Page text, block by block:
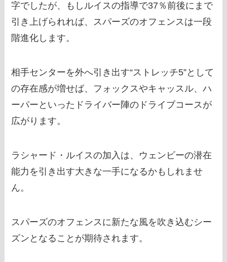
字でしたが、もしルイスの指導で37％前後にまで
引き上げられれば、スパーズのオフェンスは一段
階進化します。
相手センターを外へ引き出す“ストレッチ5”として
の存在感が増せば、フォックスやキャッスル、ハ
ーパーといったドライバー陣のドライブコースが
広がります。
ラシャード・ルイスの加入は、ウェンビーの潜在
能力を引き出す大きな一手になるかもしれませ
ん。
スパーズのオフェンスに新たな風を吹き込むシー
ズンとなることが期待されます。